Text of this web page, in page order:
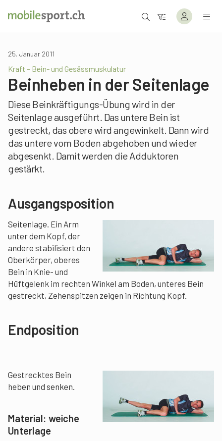
25. Januar 2011
Kraft – Bein- und Gesässmuskulatur
Beinheben in der Seitenlage
Diese Beinkräftigungs-Übung wird in der
Seitenlage ausgeführt. Das untere Bein ist
gestreckt, das obere wird angewinkelt. Dann wird
das untere vom Boden abgehoben und wieder
abgesenkt. Damit werden die Adduktoren
gestärkt.
Ausgangsposition
Seitenlage. Ein Arm
unter dem Kopf, der
andere stabilisiert den
Oberkörper, oberes
Bein in Knie- und
Hüftgelenk im rechten Winkel am Boden, unteres Bein
gestreckt, Zehenspitzen zeigen in Richtung Kopf.
Endposition
Gestrecktes Bein
heben und senken.
Material: weiche
Unterlage